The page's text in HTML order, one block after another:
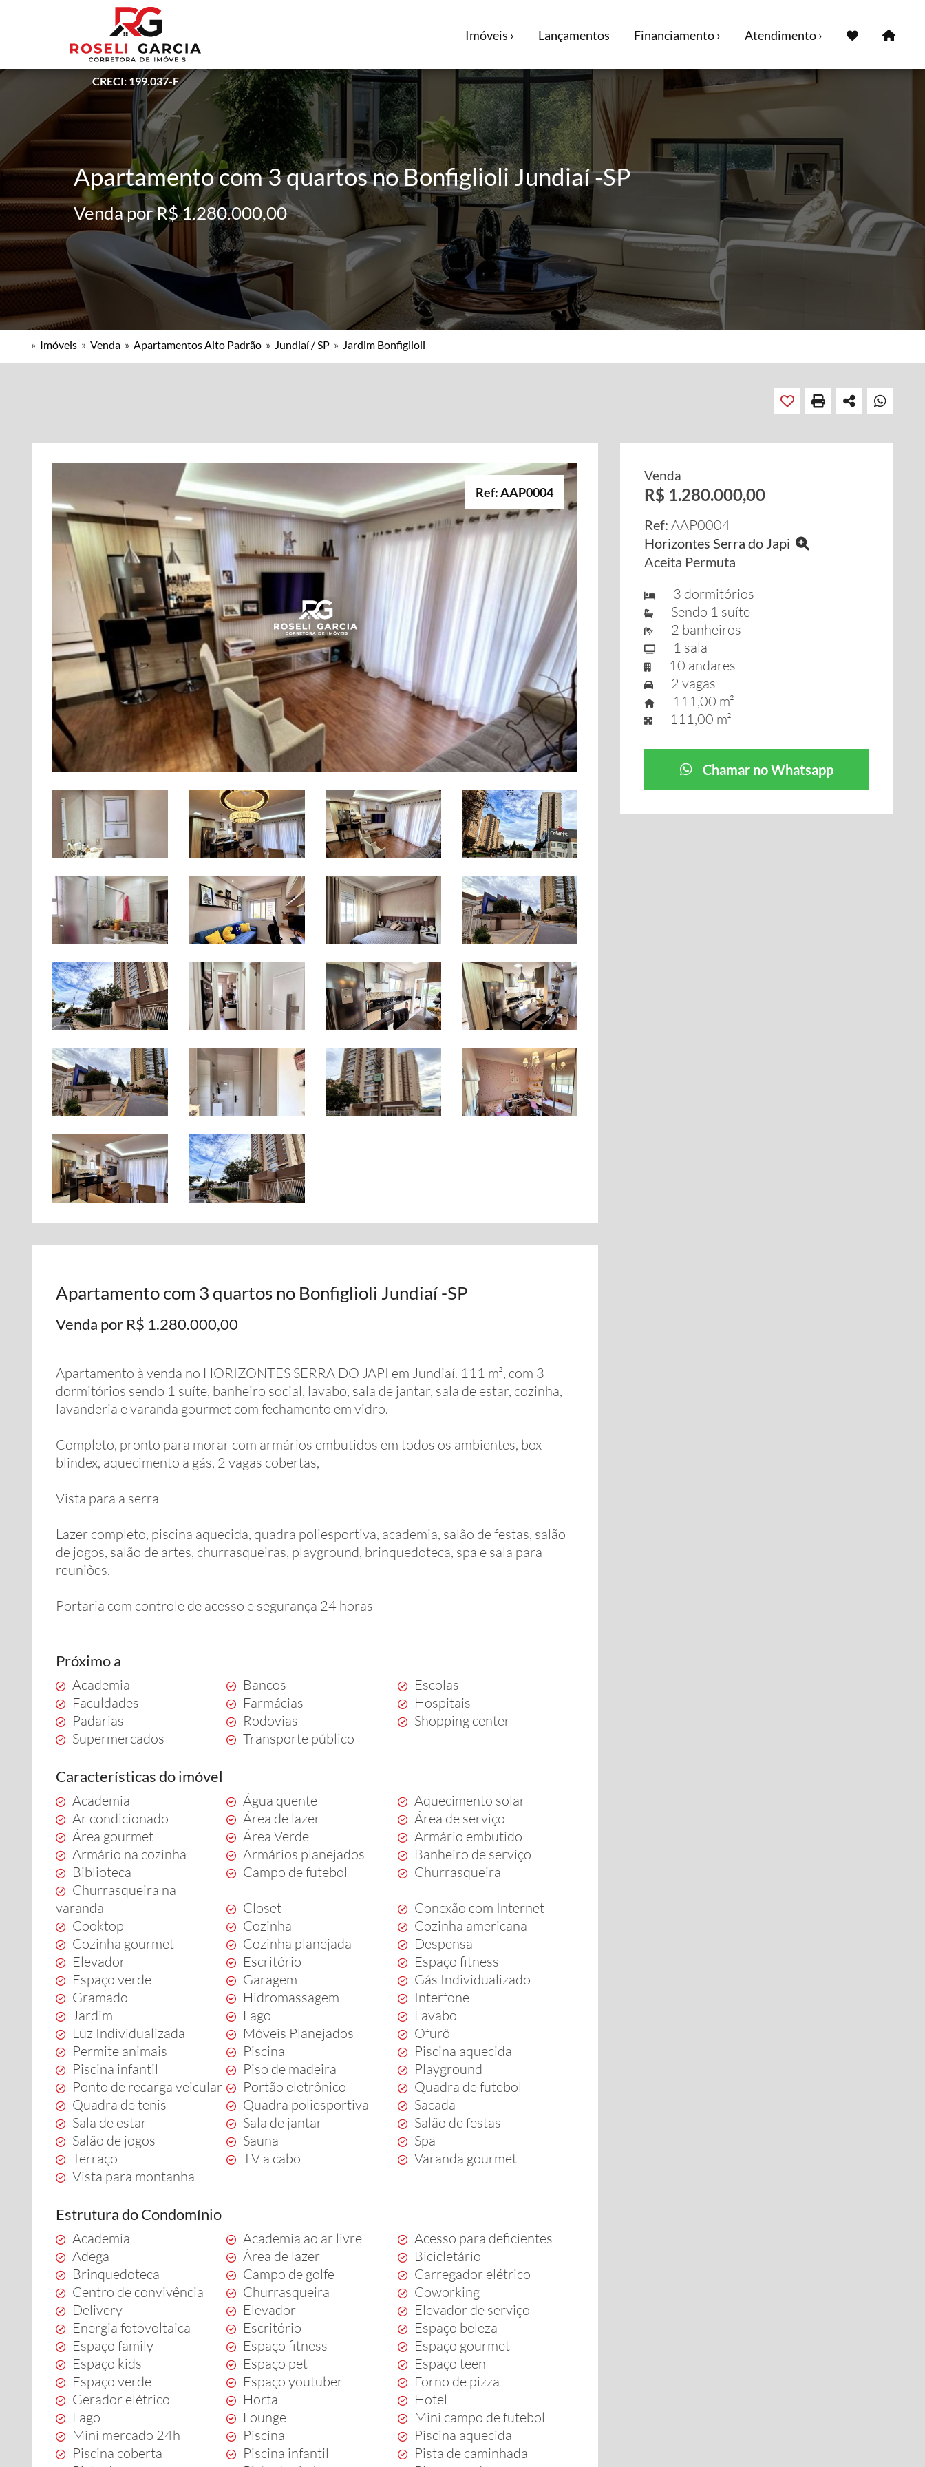
CRECI: 199.037-F
Imóveis › Lançamentos Financiamento › Atendimento ›
Apartamento com 3 quartos no Bonfiglioli Jundiaí -SP
Venda por R$ 1.280.000,00
» Imóveis » Venda » Apartamentos Alto Padrão » Jundiaí / SP » Jardim Bonfiglioli
Ref: AAP0004
Apartamento com 3 quartos no Bonfiglioli Jundiaí -SP
Venda por R$ 1.280.000,00
Apartamento à venda no HORIZONTES SERRA DO JAPI em Jundiaí. 111 m², com 3
dormitórios sendo 1 suíte, banheiro social, lavabo, sala de jantar, sala de estar, cozinha,
lavanderia e varanda gourmet com fechamento em vidro.
Completo, pronto para morar com armários embutidos em todos os ambientes, box
blindex, aquecimento a gás, 2 vagas cobertas,
Vista para a serra
Lazer completo, piscina aquecida, quadra poliesportiva, academia, salão de festas, salão
de jogos, salão de artes, churrasqueiras, playground, brinquedoteca, spa e sala para
reuniões.
Portaria com controle de acesso e segurança 24 horas
Próximo a
Academia Bancos
Escolas
Faculdades
Farmácias
Hospitais
Padarias
Rodovias
Shopping center
Supermercados
Transporte público
Características do imóvel
Academia Água quente
Aquecimento solar
Ar condicionado
Área de lazer
Área de serviço
Área gourmet
Área Verde
Armário embutido
Armário na cozinha
Armários planejados
Banheiro de serviço
Biblioteca
Campo de futebol
Churrasqueira
Churrasqueira na
varanda
Closet
Conexão com Internet
Cooktop
Cozinha
Cozinha americana
Cozinha gourmet
Cozinha planejada
Despensa
Elevador
Escritório
Espaço fitness
Espaço verde
Garagem
Gás Individualizado
Gramado
Hidromassagem
Interfone
Jardim
Lago
Lavabo
Luz Individualizada
Móveis Planejados
Ofurô
Permite animais
Piscina
Piscina aquecida
Piscina infantil
Piso de madeira
Playground
Ponto de recarga veicular
Portão eletrônico
Quadra de futebol
Quadra de tenis
Quadra poliesportiva
Sacada
Sala de estar
Sala de jantar
Salão de festas
Salão de jogos
Sauna
Spa
Terraço
TV a cabo
Varanda gourmet
Vista para montanha
Estrutura do Condomínio
Academia Academia ao ar livre
Acesso para deficientes
Adega
Área de lazer
Bicicletário
Brinquedoteca
Campo de golfe
Carregador elétrico
Centro de convivência
Churrasqueira
Coworking
Delivery
Elevador
Elevador de serviço
Energia fotovoltaica
Escritório
Espaço beleza
Espaço family
Espaço fitness
Espaço gourmet
Espaço kids
Espaço pet
Espaço teen
Espaço verde
Espaço youtuber
Forno de pizza
Gerador elétrico
Horta
Hotel
Lago
Lounge
Mini campo de futebol
Mini mercado 24h
Piscina
Piscina aquecida
Piscina coberta
Piscina infantil
Pista de caminhada
Venda
R$ 1.280.000,00
Ref: AAP0004
Horizontes Serra do Japi
Aceita Permuta
3 dormitórios
Sendo 1 suíte
2 banheiros
1 sala
10 andares
2 vagas
111,00 m²
111,00 m²
Chamar no Whatsapp